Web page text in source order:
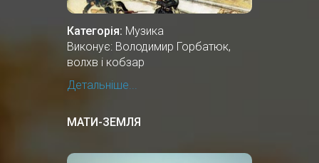
Категорія: Музика
Виконує: Володимир Горбатюк,
волхв і кобзар
Детальніше...
МАТИ-ЗЕМЛЯ